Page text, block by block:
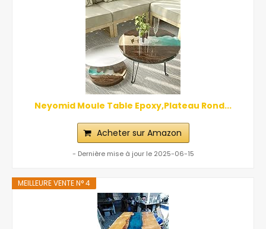
Neyomid Moule Table Epoxy,Plateau Rond...
Acheter sur Amazon
- Dernière mise à jour le 2025-06-15
MEILLEURE VENTE N° 4